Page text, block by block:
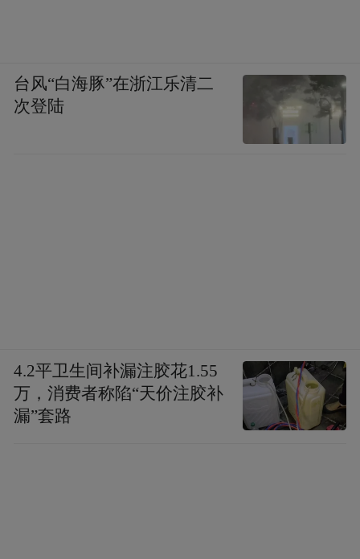
台风“白海豚”在浙江乐清二
次登陆
4.2平卫生间补漏注胶花1.55
万，消费者称陷“天价注胶补
漏”套路